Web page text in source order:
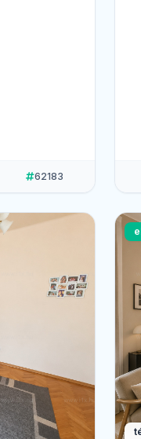
62183